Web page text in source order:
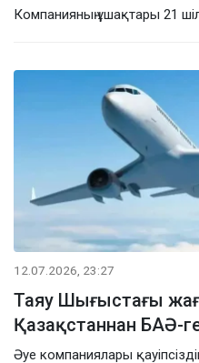
Компанияның ұшақтары 21
12.07.2026, 23:27
Таяу Шығыстағы
Қазақстаннан БАӘ-
Әуе компаниялары